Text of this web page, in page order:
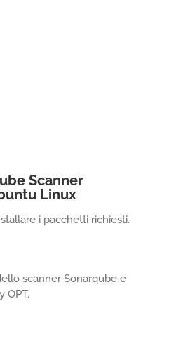
Scanner
Linux
i pacchetti richiesti.
scanner Sonarqube e
OPT.